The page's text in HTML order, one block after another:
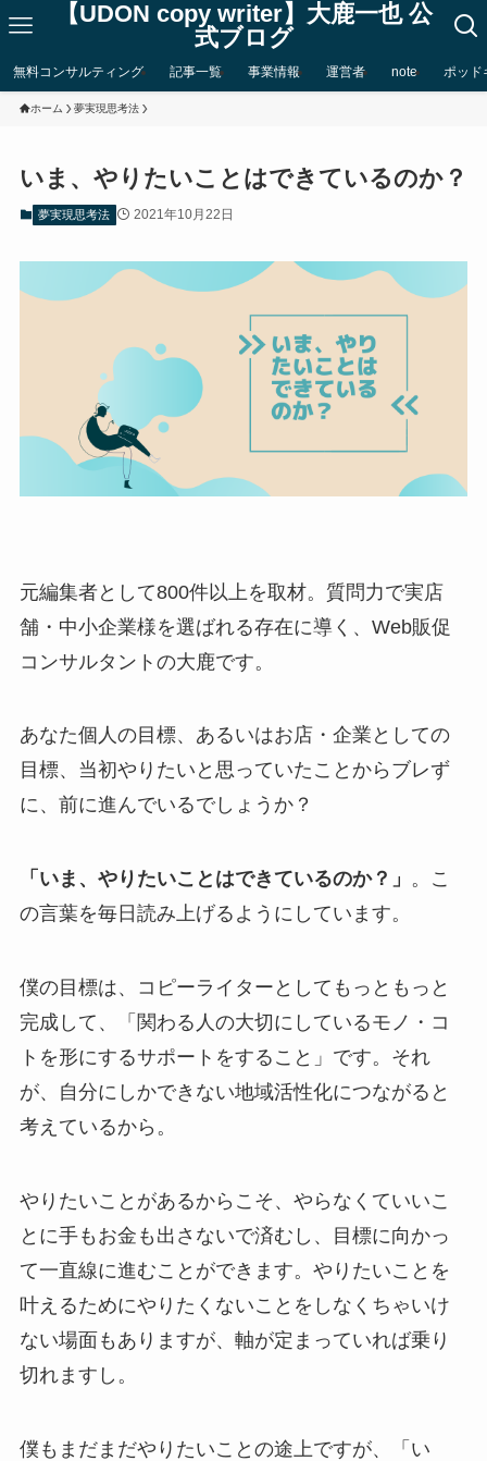
【UDON copy writer】大鹿一也 公
式ブログ
無料コンサルティング 記事一覧 事業情報 運営者 note ポッド
ホーム 夢実現思考法
いま、やりたいことはできているのか？
夢実現思考法 2021年10月22日
元編集者として800件以上を取材。質問力で実店
舗・中小企業様を選ばれる存在に導く、Web販促
コンサルタントの大鹿です。
あなた個人の目標、あるいはお店・企業としての
目標、当初やりたいと思っていたことからブレず
に、前に進んでいるでしょうか？
「いま、やりたいことはできているのか？」 。こ
の言葉を毎日読み上げるようにしています。
僕の目標は、コピーライターとしてもっともっと
完成して、「関わる人の大切にしているモノ・コ
トを形にするサポートをすること」です。それ
が、自分にしかできない地域活性化につながると
考えているから。
やりたいことがあるからこそ、やらなくていいこ
とに手もお金も出さないで済むし、目標に向かっ
て一直線に進むことができます。やりたいことを
叶えるためにやりたくないことをしなくちゃいけ
ない場面もありますが、軸が定まっていれば乗り
切れますし。
僕もまだまだやりたいことの途上ですが、「い